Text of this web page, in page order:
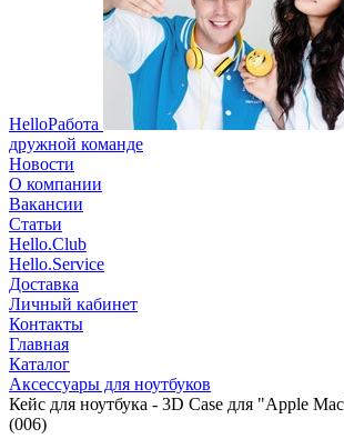
HelloРабота
дружной команде
Новости
О компании
Вакансии
Статьи
Hello.Club
Hello.Service
Доставка
Личный кабинет
Контакты
Главная
Каталог
Аксессуары для ноутбуков
Кейс для ноутбука - 3D Case для "Apple
(006)